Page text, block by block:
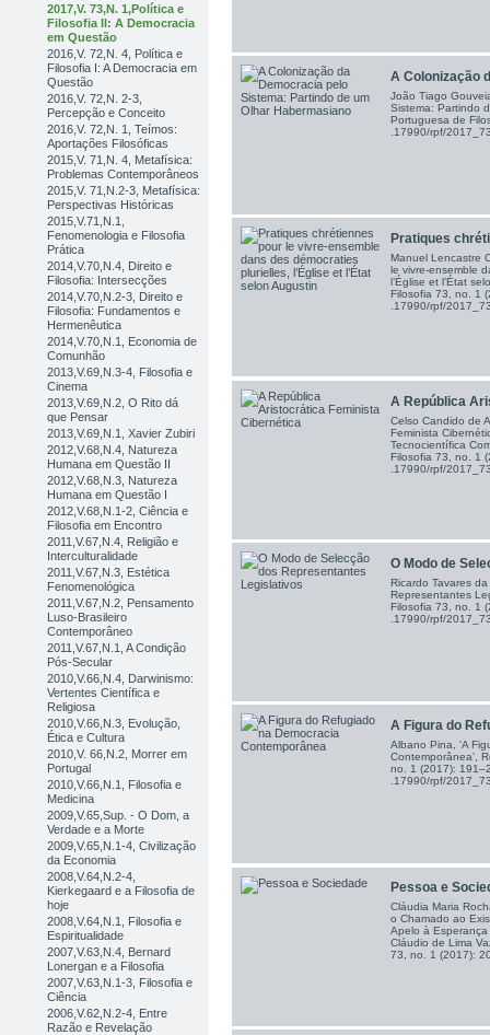
2017,V. 73,N. 1,Política e
Filosofia II: A Democracia
em Questão
2016,V. 72,N. 4, Política e
Filosofia I: A Democracia em
Questão
2016,V. 72,N. 2-3,
Percepção e Conceito
2016,V. 72,N. 1, Teímos:
Aportações Filosóficas
2015,V. 71,N. 4, Metafísica:
Problemas Contemporâneos
2015,V. 71,N.2-3, Metafísica:
Perspectivas Históricas
2015,V.71,N.1,
Fenomenologia e Filosofia
Prática
2014,V.70,N.4, Direito e
Filosofia: Intersecções
2014,V.70,N.2-3, Direito e
Filosofia: Fundamentos e
Hermenêutica
2014,V.70,N.1, Economia de
Comunhão
2013,V.69,N.3-4, Filosofia e
Cinema
2013,V.69,N.2, O Rito dá
que Pensar
2013,V.69,N.1, Xavier Zubiri
2012,V.68,N.4, Natureza
Humana em Questão II
2012,V.68,N.3, Natureza
Humana em Questão I
2012,V.68,N.1-2, Ciência e
Filosofia em Encontro
2011,V.67,N.4, Religião e
Interculturalidade
2011,V.67,N.3, Estética
Fenomenológica
2011,V.67,N.2, Pensamento
Luso-Brasileiro
Contemporâneo
2011,V.67,N.1, A Condição
Pós-Secular
2010,V.66,N.4, Darwinismo:
Vertentes Científica e
Religiosa
2010,V.66,N.3, Evolução,
Ética e Cultura
2010,V. 66,N.2, Morrer em
Portugal
2010,V.66,N.1, Filosofia e
Medicina
2009,V.65,Sup. - O Dom, a
Verdade e a Morte
2009,V.65,N.1-4, Civilização
da Economia
2008,V.64,N.2-4,
Kierkegaard e a Filosofia de
hoje
2008,V.64,N.1, Filosofia e
Espiritualidade
2007,V.63,N.4, Bernard
Lonergan e a Filosofia
2007,V.63,N.1-3, Filosofia e
Ciência
2006,V.62,N.2-4, Entre
Razão e Revelação
A Colonização
João Tiago
Sistema: Partindo
Portuguesa de
.17990/rpf/
Pratiques
Manuel Lencastre
le vivre-ensemble
l’Église et l’État
Filosofia 73, no. 1
.17990/rpf/
A República
Celso Candido de
Feminista
Tecnocientífica
Filosofia 73, no. 1
.17990/rpf/
O Modo de
Ricardo Tavares
Representantes
Filosofia 73, no. 1
.17990/rpf/
A Figura do
Albano Pina, ‘A
Contemporânea’,
no. 1 (2017):
.17990/rpf/
Pessoa e
Cláudia Maria
o Chamado ao
Apelo à
Cláudio de Lima
73, no. 1 (2017):